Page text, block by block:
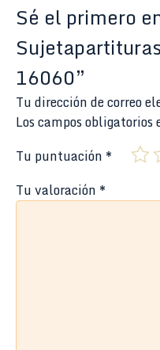
Sé el primero
16060”
Tu dirección de correo
Los campos obligatorios
Tu puntuación *
Tu valoración *